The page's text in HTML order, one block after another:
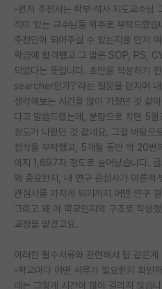
커리어
유학교육
이벤트
반도체 아카데미
재팬라운지 🌸
-먼저 추천서는 학부·석사 지도교수님
적이 있는 교수님들 위주로 부탁드렸
추천인이 되어주실 수 있는지를 먼저
학금에 합격했고 그 말은 SOP, PS,
되었다는 뜻입니다. 초안을 작성하
searcher인가?’라는 질문을 던지며
생각해보는 시간을 많이 가졌던 것 같
다고 말씀드렸는데, 분량으로 치면 5
정도가 나왔던 것 같네요. 그걸 바탕으
첨삭을 부탁했고, 5개월 동안 약 20번
이지 1,697자 정도로 늘어났습니다.
왜 중요한지, 내 연구 관심사가 이론적
관심사를 가지게 되기까지 어떤 연구
그리고 왜 이 학교인지의 구조로 작성
교정을 맡겼고요.
이러한 필수서류와 관련해서 팁 같은게
-학교마다 어떤 서류가 필요한지 확인
데는 그렇게 시간이 많이 걸리지 않